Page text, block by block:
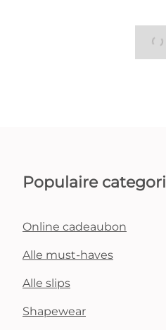
Populaire
Online cadeaubon
Alle must-haves
Alle slips
Shapewear